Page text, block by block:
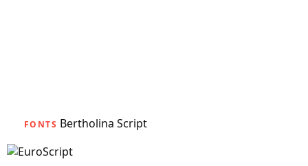
FONTS Bertholina Script